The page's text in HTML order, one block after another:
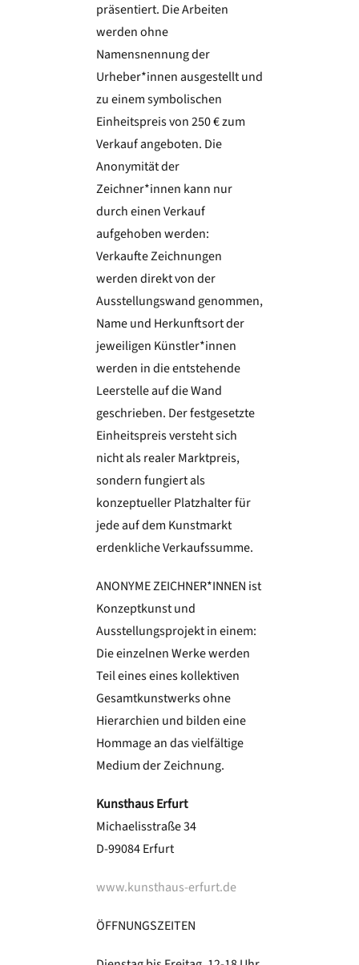
präsentiert. Die Arbeiten
werden ohne
Namensnennung der
Urheber*innen ausgestellt und
zu einem symbolischen
Einheitspreis von 250 € zum
Verkauf angeboten. Die
Anonymität der
Zeichner*innen kann nur
durch einen Verkauf
aufgehoben werden:
Verkaufte Zeichnungen
werden direkt von der
Ausstellungswand genommen,
Name und Herkunftsort der
jeweiligen Künstler*innen
werden in die entstehende
Leerstelle auf die Wand
geschrieben. Der festgesetzte
Einheitspreis versteht sich
nicht als realer Marktpreis,
sondern fungiert als
konzeptueller Platzhalter für
jede auf dem Kunstmarkt
erdenkliche Verkaufssumme.
ANONYME ZEICHNER*INNEN ist
Konzeptkunst und
Ausstellungsprojekt in einem:
Die einzelnen Werke werden
Teil eines eines kollektiven
Gesamtkunstwerks ohne
Hierarchien und bilden eine
Hommage an das vielfältige
Medium der Zeichnung.
Kunsthaus Erfurt
Michaelisstraße 34
D-99084 Erfurt
www.kunsthaus-erfurt.de
ÖFFNUNGSZEITEN